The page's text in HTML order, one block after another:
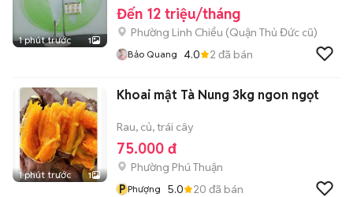
1 phút trước 1
Đến 12 triệu/tháng
Phường Linh Chiểu (Quận Thủ Đức cũ)
Bảo Quang 4.0 2 đã bán
1 phút trước 1
Khoai mật Tà Nung 3kg ngon ngọt
Rau, củ, trái cây
75.000 đ
Phường Phú Thuận
P Phượng 5.0 20 đã bán